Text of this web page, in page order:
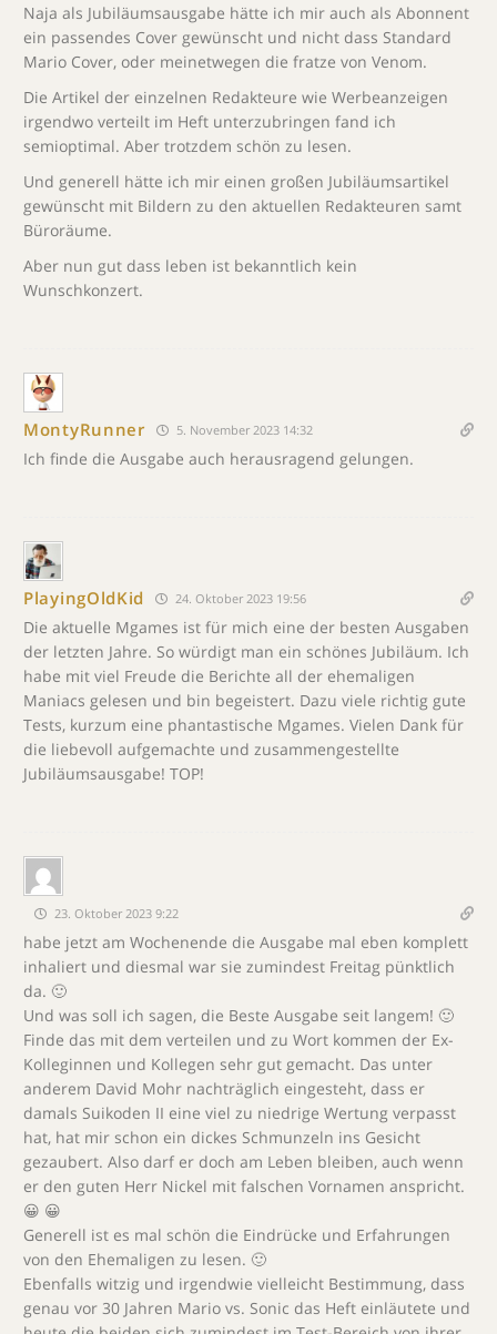
Naja als Jubiläumsausgabe hätte ich mir auch als Abonnent
ein passendes Cover gewünscht und nicht dass Standard
Mario Cover, oder meinetwegen die fratze von Venom.
Die Artikel der einzelnen Redakteure wie Werbeanzeigen
irgendwo verteilt im Heft unterzubringen fand ich
semioptimal. Aber trotzdem schön zu lesen.
Und generell hätte ich mir einen großen Jubiläumsartikel
gewünscht mit Bildern zu den aktuellen Redakteuren samt
Büroräume.
Aber nun gut dass leben ist bekanntlich kein
Wunschkonzert.
MontyRunner 5. November 2023 14:32
Ich finde die Ausgabe auch herausragend gelungen.
PlayingOldKid 24. Oktober 2023 19:56
Die aktuelle Mgames ist für mich eine der besten Ausgaben
der letzten Jahre. So würdigt man ein schönes Jubiläum. Ich
habe mit viel Freude die Berichte all der ehemaligen
Maniacs gelesen und bin begeistert. Dazu viele richtig gute
Tests, kurzum eine phantastische Mgames. Vielen Dank für
die liebevoll aufgemachte und zusammengestellte
Jubiläumsausgabe! TOP!
23. Oktober 2023 9:22
habe jetzt am Wochenende die Ausgabe mal eben komplett
inhaliert und diesmal war sie zumindest Freitag pünktlich
da. 🙂
Und was soll ich sagen, die Beste Ausgabe seit langem! 🙂
Finde das mit dem verteilen und zu Wort kommen der Ex-
Kolleginnen und Kollegen sehr gut gemacht. Das unter
anderem David Mohr nachträglich eingesteht, dass er
damals Suikoden II eine viel zu niedrige Wertung verpasst
hat, hat mir schon ein dickes Schmunzeln ins Gesicht
gezaubert. Also darf er doch am Leben bleiben, auch wenn
er den guten Herr Nickel mit falschen Vornamen anspricht.
😀 😀
Generell ist es mal schön die Eindrücke und Erfahrungen
von den Ehemaligen zu lesen. 🙂
Ebenfalls witzig und irgendwie vielleicht Bestimmung, dass
genau vor 30 Jahren Mario vs. Sonic das Heft einläutete und